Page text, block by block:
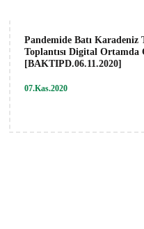
Pandemide Batı
Toplantısı Digital Ortamda
[BAKTIPD.06.11.2020]
07.Kas.2020